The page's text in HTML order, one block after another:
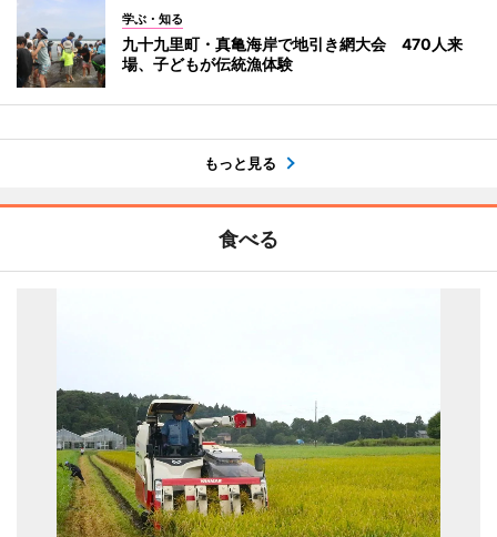
学ぶ・知る
九十九里町・真亀海岸で地引き網大会 470人来
場、子どもが伝統漁体験
もっと見る
食べる